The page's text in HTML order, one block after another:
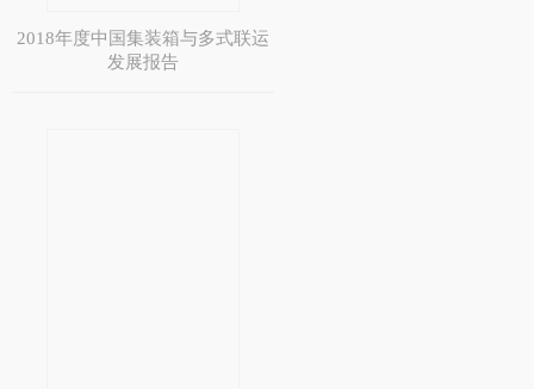
2018年度中国集装箱与多式联运
发展报告